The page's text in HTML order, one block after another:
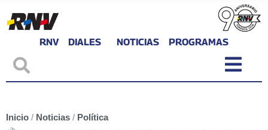
RNV DIALES NOTICIAS PROGRAMAS
Inicio / Noticias / Política